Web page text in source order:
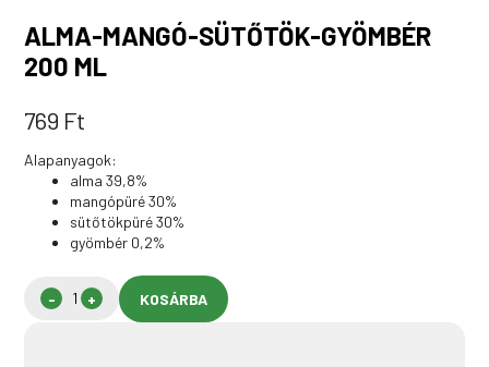
ALMA-MANGÓ-SÜTŐTÖK-GYÖMBÉR
200 ML
769 Ft
Alapanyagok:
alma 39,8%
mangópüré 30%
sütőtökpüré 30%
gyömbér 0,2%
KOSÁRBA